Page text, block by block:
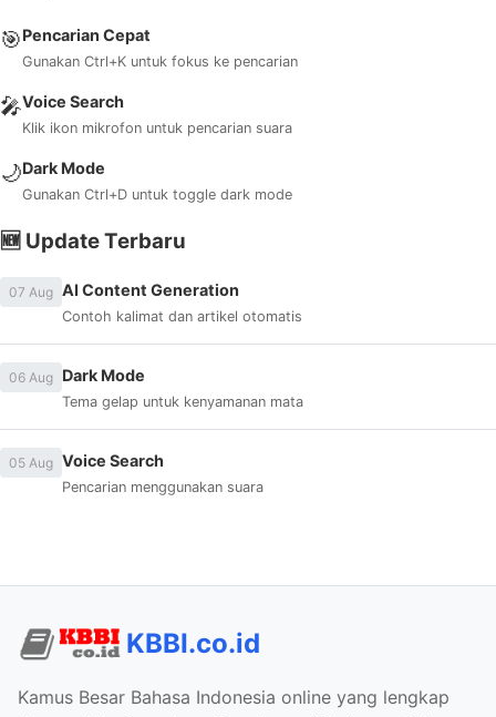
🎯Pencarian Cepat
Gunakan Ctrl+K untuk fokus ke pencarian
🎤Voice Search
Klik ikon mikrofon untuk pencarian suara
🌙Dark Mode
Gunakan Ctrl+D untuk toggle dark mode
🆕 Update Terbaru
07 Aug AI Content Generation
Contoh kalimat dan artikel otomatis
06 Aug Dark Mode
Tema gelap untuk kenyamanan mata
05 Aug Voice Search
Pencarian menggunakan suara
KBBI.co.id
Kamus Besar Bahasa Indonesia online yang lengkap